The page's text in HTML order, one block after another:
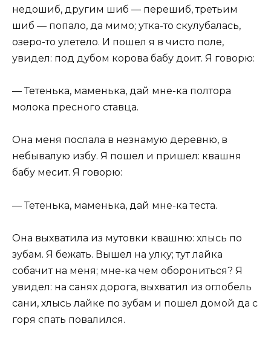
недошиб, другим шиб — перешиб, третьим
шиб — попало, да мимо; утка-то скулубалась,
озеро-то улетело. И пошел я в чисто поле,
увидел: под дубом корова бабу доит. Я говорю:
— Тетенька, маменька, дай мне-ка полтора
молока пресного ставца.
Она меня послала в незнамую деревню, в
небывалую избу. Я пошел и пришел: квашня
бабу месит. Я говорю:
— Тетенька, маменька, дай мне-ка теста.
Она выхватила из мутовки квашню: хлысь по
зубам. Я бежать. Вышел на улку; тут лайка
собачит на меня; мне-ка чем оборониться? Я
увидел: на санях дорога, выхватил из оглобель
сани, хлысь лайке по зубам и пошел домой да с
горя спать повалился.